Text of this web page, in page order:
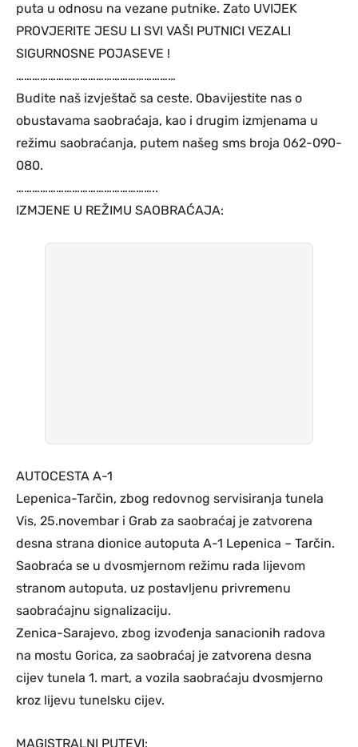
puta u odnosu na vezane putnike. Zato UVIJEK
PROVJERITE JESU LI SVI VAŠI PUTNICI VEZALI
SIGURNOSNE POJASEVE !
……………………………………………………
Budite naš izvještač sa ceste. Obavijestite nas o
obustavama saobraćaja, kao i drugim izmjenama u
režimu saobraćanja, putem našeg sms broja 062-090-
080.
……………………………………………..
IZMJENE U REŽIMU SAOBRAĆAJA:
AUTOCESTA A-1
Lepenica-Tarčin, zbog redovnog servisiranja tunela
Vis, 25.novembar i Grab za saobraćaj je zatvorena
desna strana dionice autoputa A-1 Lepenica – Tarčin.
Saobraća se u dvosmjernom režimu rada lijevom
stranom autoputa, uz postavljenu privremenu
saobraćajnu signalizaciju.
Zenica-Sarajevo, zbog izvođenja sanacionih radova
na mostu Gorica, za saobraćaj je zatvorena desna
cijev tunela 1. mart, a vozila saobraćaju dvosmjerno
kroz lijevu tunelsku cijev.
MAGISTRALNI PUTEVI: